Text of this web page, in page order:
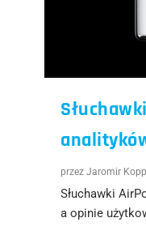
przezJaromir Kopp
Słuchawki
a opinie